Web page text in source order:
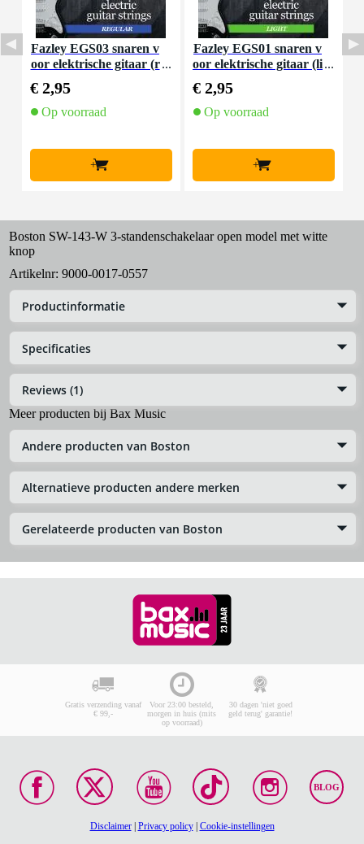
Fazley EGS03 snaren v
oor elektrische gitaar (r
€ 2,95
Op voorraad
+
Fazley EGS01 snaren v
oor elektrische gitaar (li
€ 2,95
Op voorraad
+
Boston SW-143-W 3-standenschakelaar open model met witte
knop
Artikelnr: 9000-0017-0557
Productinformatie
Specificaties
Reviews (1)
Meer producten bij Bax Music
Andere producten van Boston
Alternatieve producten andere merken
Gerelateerde producten van Boston
Gratis verzending vanaf
€ 99,-
Voor 23:00 besteld,
morgen in huis (mits
op voorraad)
30 dagen 'niet goed
geld terug' garantie!
BLOG
Disclaimer| Privacy policy| Cookie-instellingen